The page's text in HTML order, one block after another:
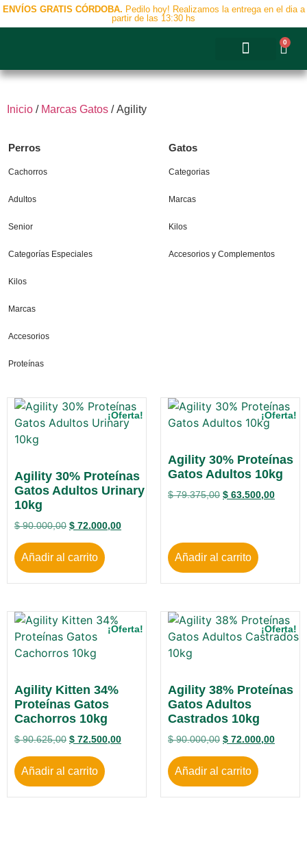
ENVÍOS GRATIS CÓRDOBA. Pedilo hoy! Realizamos la entrega en el dia a
partir de las 13:30 hs
0
Inicio / Marcas Gatos / Agility
Perros
Cachorros
Adultos
Senior
Categorías Especiales
Kilos
Marcas
Accesorios
Proteínas
Gatos
Categorias
Marcas
Kilos
Accesorios y Complementos
¡Oferta!
Agility 30% Proteínas
Gatos Adultos Urinary
10kg
$90.000,00 $ 72.000,00
Añadir al carrito
¡Oferta!
Agility 30% Proteínas
Gatos Adultos 10kg
$79.375,00 $ 63.500,00
Añadir al carrito
¡Oferta!
Agility Kitten 34%
Proteínas Gatos
Cachorros 10kg
$90.625,00 $ 72.500,00
Añadir al carrito
¡Oferta!
Agility 38% Proteínas
Gatos Adultos
Castrados 10kg
$90.000,00 $ 72.000,00
Añadir al carrito